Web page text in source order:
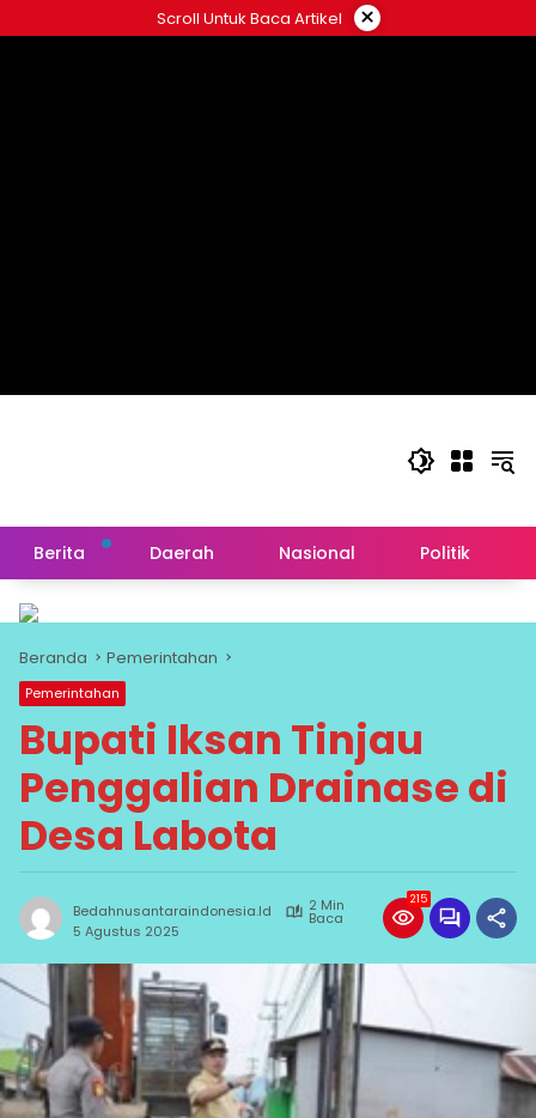
ke
Scroll Untuk Baca Artikel ×
Berita Daerah Nasional Politik
Beranda Pemerintahan
Pemerintahan
Bupati Iksan Tinjau
Penggalian Drainase di
Desa Labota
Bedahnusantaraindonesia.id 2 Min
Baca
5 Agustus 2025
215